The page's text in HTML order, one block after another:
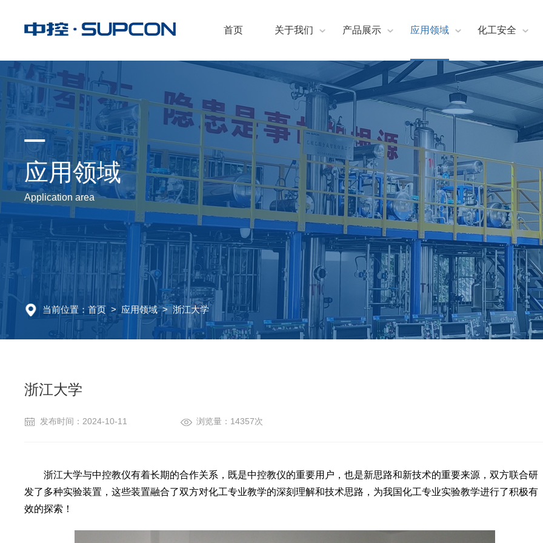
首页 关于我们 产品展示 应用领域 化工安全
应用领域
Application area
当前位置：首页 > 应用领域> 浙江大学
浙江大学
发布时间：2024-10-11 浏览量：14357次
浙江大学与中控教仪有着长期的合作关系，既是中控教仪的重要用户，也是新思路和新技术的重要来源，双方联合研
发了多种实验装置，这些装置融合了双方对化工专业教学的深刻理解和技术思路，为我国化工专业实验教学进行了积极有
效的探索！